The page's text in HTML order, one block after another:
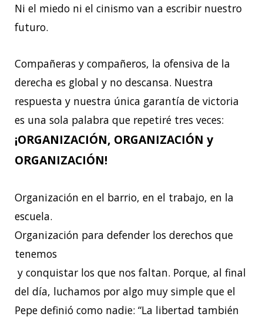
Ni el miedo ni el cinismo van a escribir nuestro
futuro.
Compañeras y compañeros, la ofensiva de la
derecha es global y no descansa. Nuestra
respuesta y nuestra única garantía de victoria
es una sola palabra que repetiré tres veces:
¡ORGANIZACIÓN, ORGANIZACIÓN y
ORGANIZACIÓN!
Organización en el barrio, en el trabajo, en la
escuela.
Organización para defender los derechos que
tenemos
y conquistar los que nos faltan. Porque, al final
del día, luchamos por algo muy simple que el
Pepe definió como nadie: “La libertad también